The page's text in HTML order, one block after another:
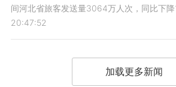
间河北省旅客发送量3064万人次，同比下降
20:47:52
加载更多新闻